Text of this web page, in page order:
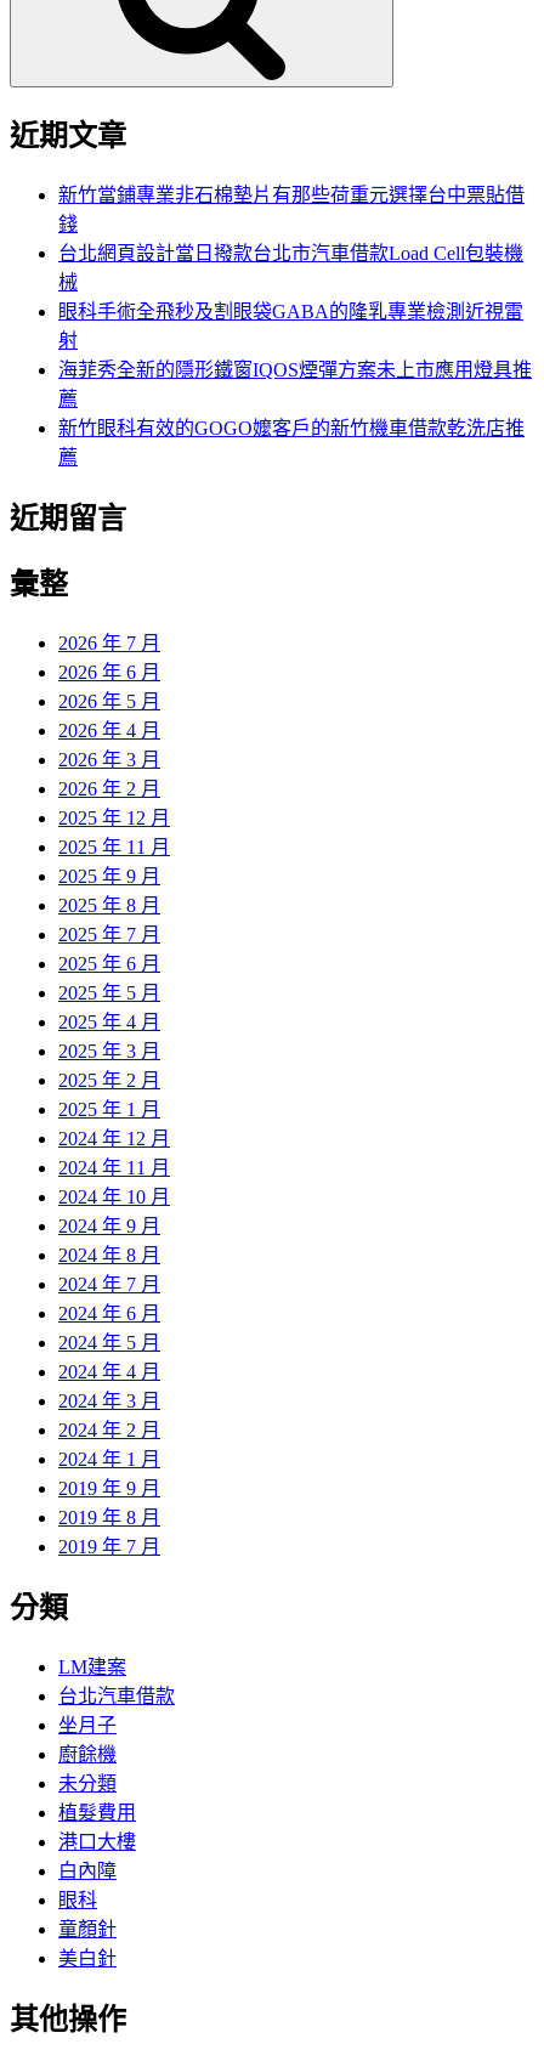
近期文章
新竹當鋪專業非石棉墊片有那些荷重元選擇台中票貼借
錢
台北網頁設計當日撥款台北市汽車借款Load Cell包裝機
械
眼科手術全飛秒及割眼袋GABA的隆乳專業檢測近視雷
射
海菲秀全新的隱形鐵窗IQOS煙彈方案未上市應用燈具推
薦
新竹眼科有效的GOGO嬤客戶的新竹機車借款乾洗店推
薦
近期留言
彙整
2026 年 7 月
2026 年 6 月
2026 年 5 月
2026 年 4 月
2026 年 3 月
2026 年 2 月
2025 年 12 月
2025 年 11 月
2025 年 9 月
2025 年 8 月
2025 年 7 月
2025 年 6 月
2025 年 5 月
2025 年 4 月
2025 年 3 月
2025 年 2 月
2025 年 1 月
2024 年 12 月
2024 年 11 月
2024 年 10 月
2024 年 9 月
2024 年 8 月
2024 年 7 月
2024 年 6 月
2024 年 5 月
2024 年 4 月
2024 年 3 月
2024 年 2 月
2024 年 1 月
2019 年 9 月
2019 年 8 月
2019 年 7 月
分類
LM建案
台北汽車借款
坐月子
廚餘機
未分類
植髮費用
港口大樓
白內障
眼科
童顏針
美白針
其他操作